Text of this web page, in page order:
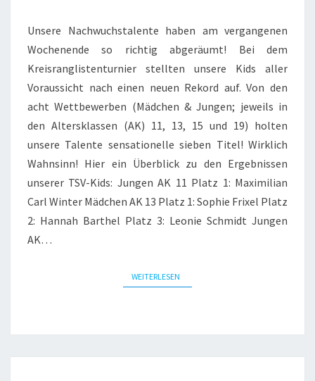
Unsere Nachwuchstalente haben am vergangenen
Wochenende so richtig abgeräumt! Bei dem
Kreisranglistenturnier stellten unsere Kids aller
Voraussicht nach einen neuen Rekord auf. Von den
acht Wettbewerben (Mädchen & Jungen; jeweils in
den Altersklassen (AK) 11, 13, 15 und 19) holten
unsere Talente sensationelle sieben Titel! Wirklich
Wahnsinn! Hier ein Überblick zu den Ergebnissen
unserer TSV-Kids: Jungen AK 11 Platz 1: Maximilian
Carl Winter Mädchen AK 13 Platz 1: Sophie Frixel Platz
2: Hannah Barthel Platz 3: Leonie Schmidt Jungen
AK…
WEITERLESEN